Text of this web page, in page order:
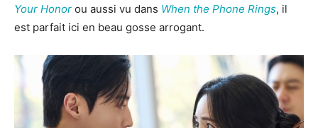
Your Honor ou aussi vu dans When the Phone Rings, il
est parfait ici en beau gosse arrogant.